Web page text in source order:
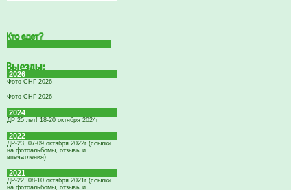
2026
Фото СНГ-2026
Фото СНГ 2026
2024
ДР 25 лет! 18-20 октября 2024г
2022
ДР-23, 07-09 октября 2022г (ссылки
на фотоальбомы, отзывы и
впечатления)
2021
ДР-22, 08-10 октября 2021г (ссылки
на фотоальбомы, отзывы и